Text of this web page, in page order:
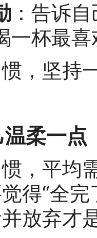
：告诉
一杯最
，坚持
柔一点
，平均
得“全
放弃才